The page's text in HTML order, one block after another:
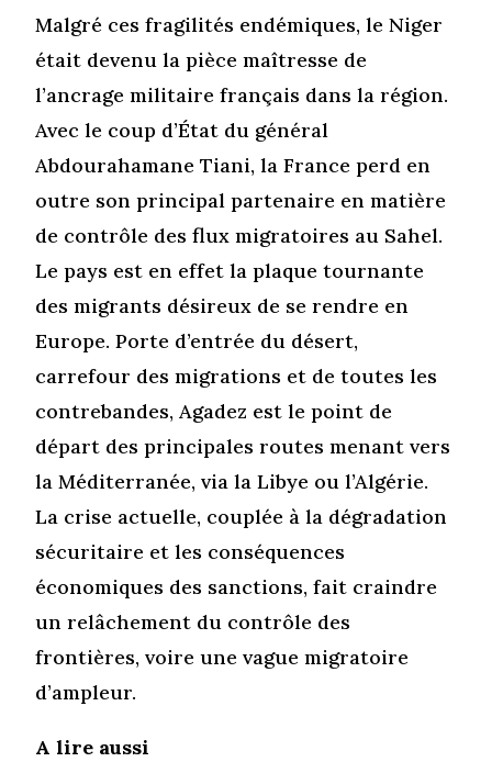
Malgré ces fragilités endémiques, le Niger
était devenu la pièce maîtresse de
l’ancrage militaire français dans la région.
Avec le coup d’État du général
Abdourahamane Tiani, la France perd en
outre son principal partenaire en matière
de contrôle des flux migratoires au Sahel.
Le pays est en effet la plaque tournante
des migrants désireux de se rendre en
Europe. Porte d’entrée du désert,
carrefour des migrations et de toutes les
contrebandes, Agadez est le point de
départ des principales routes menant vers
la Méditerranée, via la Libye ou l’Algérie.
La crise actuelle, couplée à la dégradation
sécuritaire et les conséquences
économiques des sanctions, fait craindre
un relâchement du contrôle des
frontières, voire une vague migratoire
d’ampleur.
A lire aussi